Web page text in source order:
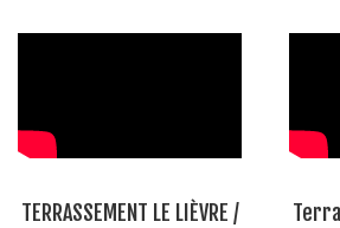
TERRASSEMENT LE LIÈVRE /